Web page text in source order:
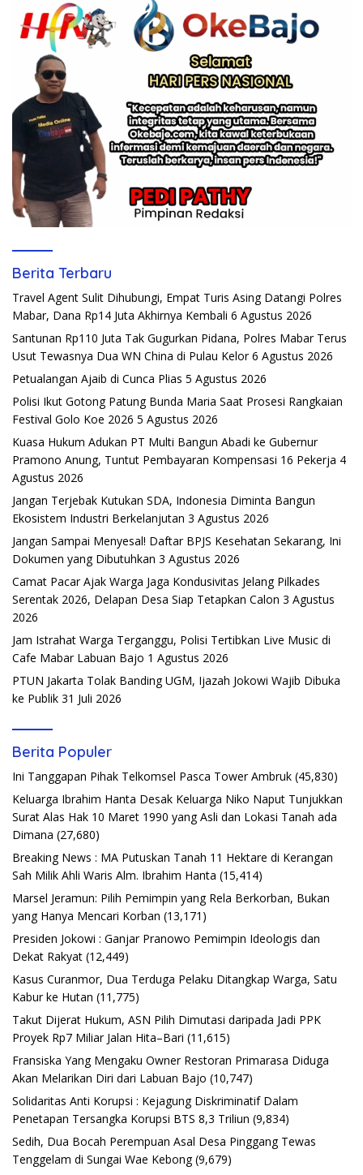
Berita Terbaru
Travel Agent Sulit Dihubungi, Empat Turis Asing Datangi Polres
Mabar, Dana Rp14 Juta Akhirnya Kembali 6 Agustus 2026
Santunan Rp110 Juta Tak Gugurkan Pidana, Polres Mabar Terus
Usut Tewasnya Dua WN China di Pulau Kelor 6 Agustus 2026
Petualangan Ajaib di Cunca Plias 5 Agustus 2026
Polisi Ikut Gotong Patung Bunda Maria Saat Prosesi Rangkaian
Festival Golo Koe 2026 5 Agustus 2026
Kuasa Hukum Adukan PT Multi Bangun Abadi ke Gubernur
Pramono Anung, Tuntut Pembayaran Kompensasi 16 Pekerja 4
Agustus 2026
Jangan Terjebak Kutukan SDA, Indonesia Diminta Bangun
Ekosistem Industri Berkelanjutan 3 Agustus 2026
Jangan Sampai Menyesal! Daftar BPJS Kesehatan Sekarang, Ini
Dokumen yang Dibutuhkan 3 Agustus 2026
Camat Pacar Ajak Warga Jaga Kondusivitas Jelang Pilkades
Serentak 2026, Delapan Desa Siap Tetapkan Calon 3 Agustus
2026
Jam Istrahat Warga Terganggu, Polisi Tertibkan Live Music di
Cafe Mabar Labuan Bajo 1 Agustus 2026
PTUN Jakarta Tolak Banding UGM, Ijazah Jokowi Wajib Dibuka
ke Publik 31 Juli 2026
Berita Populer
Ini Tanggapan Pihak Telkomsel Pasca Tower Ambruk (45,830)
Keluarga Ibrahim Hanta Desak Keluarga Niko Naput Tunjukkan
Surat Alas Hak 10 Maret 1990 yang Asli dan Lokasi Tanah ada
Dimana (27,680)
Breaking News : MA Putuskan Tanah 11 Hektare di Kerangan
Sah Milik Ahli Waris Alm. Ibrahim Hanta (15,414)
Marsel Jeramun: Pilih Pemimpin yang Rela Berkorban, Bukan
yang Hanya Mencari Korban (13,171)
Presiden Jokowi : Ganjar Pranowo Pemimpin Ideologis dan
Dekat Rakyat (12,449)
Kasus Curanmor, Dua Terduga Pelaku Ditangkap Warga, Satu
Kabur ke Hutan (11,775)
Takut Dijerat Hukum, ASN Pilih Dimutasi daripada Jadi PPK
Proyek Rp7 Miliar Jalan Hita–Bari (11,615)
Fransiska Yang Mengaku Owner Restoran Primarasa Diduga
Akan Melarikan Diri dari Labuan Bajo (10,747)
Solidaritas Anti Korupsi : Kejagung Diskriminatif Dalam
Penetapan Tersangka Korupsi BTS 8,3 Triliun (9,834)
Sedih, Dua Bocah Perempuan Asal Desa Pinggang Tewas
Tenggelam di Sungai Wae Kebong (9,679)